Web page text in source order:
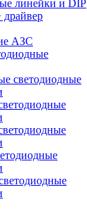
линейки и DIP
АЗС
светодиодные